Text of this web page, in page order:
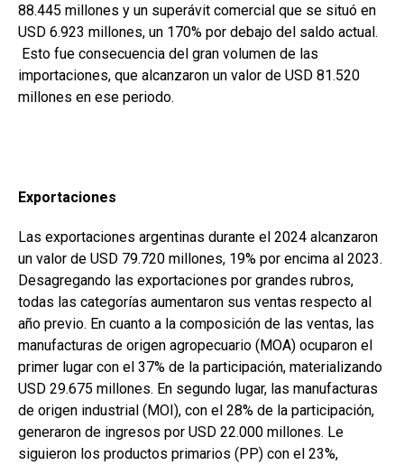
88.445 millones y un superávit comercial que se situó en
USD 6.923 millones, un 170% por debajo del saldo actual.
Esto fue consecuencia del gran volumen de las
importaciones, que alcanzaron un valor de USD 81.520
millones en ese periodo.
Exportaciones
Las exportaciones argentinas durante el 2024 alcanzaron
un valor de USD 79.720 millones, 19% por encima al 2023.
Desagregando las exportaciones por grandes rubros,
todas las categorías aumentaron sus ventas respecto al
año previo. En cuanto a la composición de las ventas, las
manufacturas de origen agropecuario (MOA) ocuparon el
primer lugar con el 37% de la participación, materializando
USD 29.675 millones. En segundo lugar, las manufacturas
de origen industrial (MOI), con el 28% de la participación,
generaron de ingresos por USD 22.000 millones. Le
siguieron los productos primarios (PP) con el 23%,